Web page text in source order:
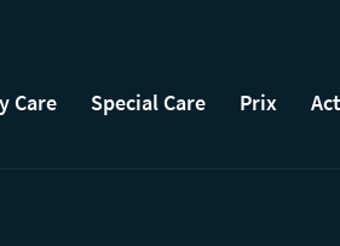
Care Special Care Prix